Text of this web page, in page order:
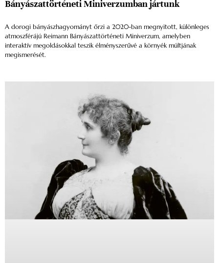
Bányászattörténeti Miniverzumban jártunk
A dorogi bányászhagyományt őrzi a 2020-ban megnyitott, különleges
atmoszférájú Reimann Bányászattörténeti Miniverzum, amelyben
interaktív megoldásokkal teszik élményszerűvé a környék múltjának
megismerését.